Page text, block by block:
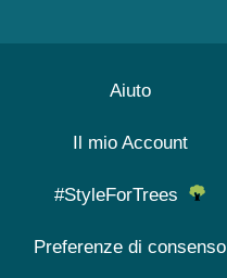
Aiuto
Il mio Account
#StyleForTrees
Preferenze di consenso